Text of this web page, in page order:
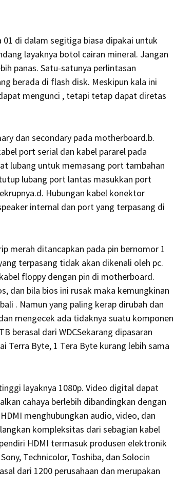
01 di dalam segitiga biasa dipakai untuk
layaknya botol cairan mineral. Jangan
panas. Satu-satunya perlintasan
berada di flash disk. Meskipun kala ini
mengunci , tetapi tetap dapat diretas
dan secondary pada motherboard.b.
port serial dan kabel pararel pada
lubang untuk memasang port tambahan
lubang port lantas masukkan port
Hubungan kabel konektor
internal dan port yang terpasang di
merah ditancapkan pada pin bernomor 1
terpasang tidak akan dikenali oleh pc.
floppy dengan pin di motherboard.
dan bila bios ini rusak maka kemungkinan
. Namun yang paling kerap dirubah dan
mengecek ada tidaknya suatu komponen
berasal dari WDCSekarang dipasaran
Terra Byte, 1 Tera Byte kurang lebih sama
layaknya 1080p. Video digital dapat
cahaya berlebih dibandingkan dengan
menghubungkan audio, video, dan
kompleksitas dari sebagian kabel
HDMI termasuk produsen elektronik
Technicolor, Toshiba, dan Solocin
dari 1200 perusahaan dan merupakan